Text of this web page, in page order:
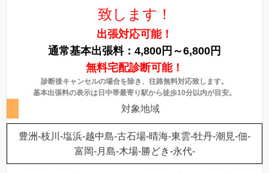
致します！
出張対応可能！
通常基本出張料：4,800円～6,800円
無料宅配診断可能！
診断後キャンセルの場合を除き、往路無料対応致します。
基本出張料の表示は日中帯最寄り駅から徒歩10分以内が目安。
対象地域
豊洲-枝川-塩浜-越中島-古石場-晴海-東雲-牡丹-潮見-佃-
富岡-月島-木場-勝どき-永代-